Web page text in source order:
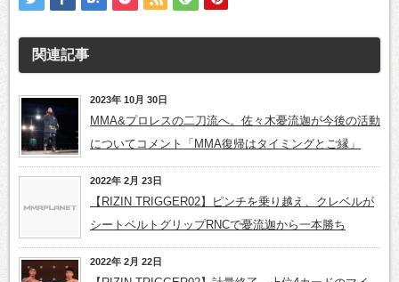
関連記事
2023年 10月 30日
MMA&プロレスの二刀流へ。佐々木憂流迦が今後の活動
についてコメント「MMA復帰はタイミングとご縁」
2022年 2月 23日
【RIZIN TRIGGER02】ピンチを乗り越え、クレベルが
シートベルトグリップRNCで憂流迦から一本勝ち
2022年 2月 22日